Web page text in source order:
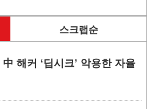
스크랩순
해커 ‘딥시크’ 악용한 자율